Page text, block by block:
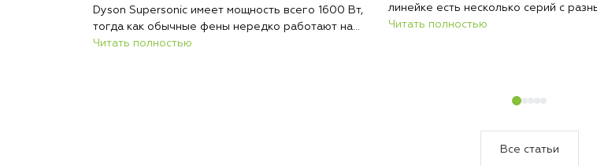
Dyson Supersonic имеет мощность всего 1600 Вт,
тогда как обычные фены нередко работают на
2000 Вт и выше. При этом при сопоставимых
Читать полностью
линейке есть несколько серий с
насадками и возможностями, и выбор
Читать полностью
Все статьи